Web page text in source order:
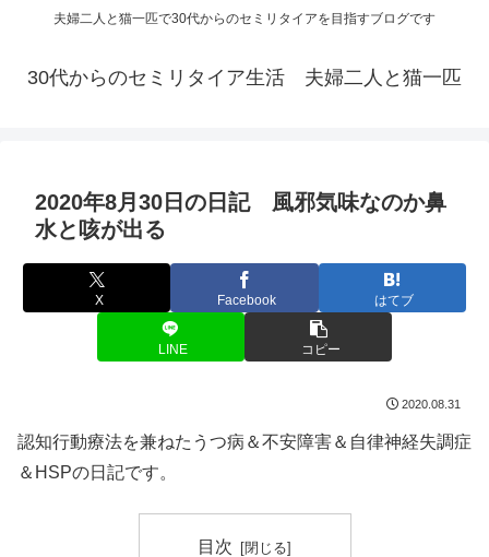
夫婦二人と猫一匹で30代からのセミリタイアを目指すブログです
30代からのセミリタイア生活 夫婦二人と猫一匹
2020年8月30日の日記 風邪気味なのか鼻
水と咳が出る
X Facebook はてブ
LINE コピー
2020.08.31
認知行動療法を兼ねたうつ病＆不安障害＆自律神経失調症
＆HSPの日記です。
目次